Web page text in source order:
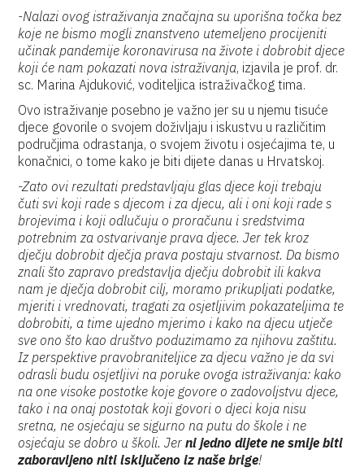
-Nalazi ovog istraživanja značajna su uporišna točka bez
koje ne bismo mogli znanstveno utemeljeno procijeniti
učinak pandemije koronavirusa na živote i dobrobit djece
koji će nam pokazati nova istraživanja, izjavila je prof. dr.
sc. Marina Ajduković, voditeljica istraživačkog tima.
Ovo istraživanje posebno je važno jer su u njemu tisuće
djece govorile o svojem doživljaju i iskustvu u različitim
područjima odrastanja, o svojem životu i osjećajima te, u
konačnici, o tome kako je biti dijete danas u Hrvatskoj.
-Zato ovi rezultati predstavljaju glas djece koji trebaju
čuti svi koji rade s djecom i za djecu, ali i oni koji rade s
brojevima i koji odlučuju o proračunu i sredstvima
potrebnim za ostvarivanje prava djece. Jer tek kroz
dječju dobrobit dječja prava postaju stvarnost. Da bismo
znali što zapravo predstavlja dječju dobrobit ili kakva
nam je dječja dobrobit cilj, moramo prikupljati podatke,
mjeriti i vrednovati, tragati za osjetljivim pokazateljima te
dobrobiti, a time ujedno mjerimo i kako na djecu utječe
sve ono što kao društvo poduzimamo za njihovu zaštitu.
Iz perspektive pravobraniteljice za djecu važno je da svi
odrasli budu osjetljivi na poruke ovoga istraživanja: kako
na one visoke postotke koje govore o zadovoljstvu djece,
tako i na onaj postotak koji govori o djeci koja nisu
sretna, ne osjećaju se sigurno na putu do škole i ne
osjećaju se dobro u školi. Jerni jedno dijete ne smije biti
zaboravljeno niti isključeno iz naše brige!